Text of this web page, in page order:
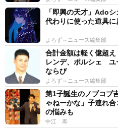
後が１１万円くらいで、ア
ができるかなと考えた時、
(時間の都合がつく)アダルト
が取っ払い(※撮影当日に現
毎回楽しみに朝を迎えて、
にファッションビルに行っ
０代だったんですけど、そ
げられて、居場所を作って
ね。最初の入口はなんであれ
「即興の天才」Ado
代わりに使った道具に
よろず～ニュース編集部
合計金額は軽く億超
レンデ、ポルシェ ユ
ならび
よろず～ニュース編集部
第1子誕生のノブコブ
ゃねーかな」子連れ
の悩みも
中江 寿